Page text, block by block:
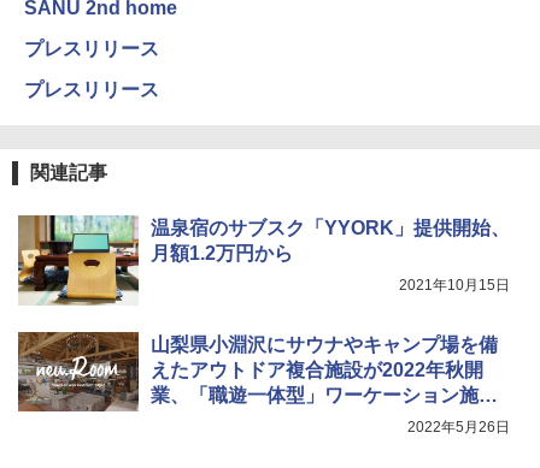
SANU 2nd home
プレスリリース
プレスリリース
関連記事
温泉宿のサブスク「YYORK」提供開始、
月額1.2万円から
2021年10月15日
山梨県小淵沢にサウナやキャンプ場を備
えたアウトドア複合施設が2022年秋開
業、「職遊一体型」ワーケーション施設
2022年5月26日